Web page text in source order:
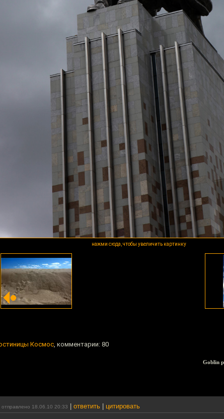
нажми сюда, чтобы увеличить картинку
Космос, комментарии: 80
Goblin
отправлено 18.06.10 20:33 ответить цитировать